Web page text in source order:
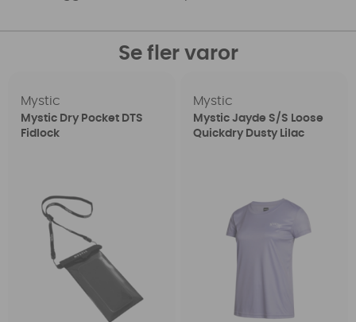
Se fler varor
Mystic
Mystic Dry Pocket DTS
Fidlock
Mystic
Mystic Jayde S/S Loose
Quickdry Dusty Lilac